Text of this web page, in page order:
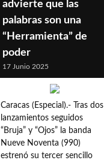
advierte que las
palabras son una
“Herramienta” de
poder
17 Junio 2025
Caracas (Especial).- Tras dos
lanzamientos seguidos
“Bruja” y “Ojos” la banda
Nueve Noventa (990)
estrenó su tercer sencillo